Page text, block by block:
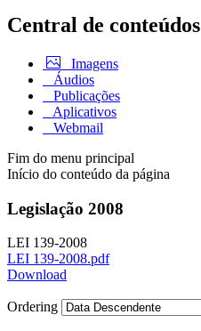
Central de conteúdos
Imagens
Áudios
Publicações
Aplicativos
Webmail
Fim do menu principal
Início do conteúdo da página
Legislação 2008
LEI 139-2008
LEI 139-2008.pdf
Download
Ordering